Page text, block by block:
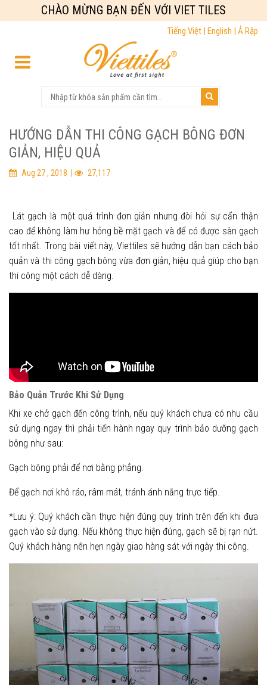
CHÀO MỪNG BẠN ĐẾN VỚI VIET TILES
Tiếng Việt | English | Ả Rập
HƯỚNG DẪN THI CÔNG GẠCH BÔNG ĐƠN
GIẢN, HIỆU QUẢ
Aug 27 , 2018 | 27,117
Lát gạch là một quá trình đơn giản nhưng đòi hỏi sự cẩn thận
cao để không làm hư hỏng bề mặt gạch và để có được sàn gạch
tốt nhất. Trong bài viết này, Viettiles sẽ hướng dẫn bạn cách bảo
quản và thi công gạch bông vừa đơn giản, hiệu quả giúp cho bạn
thi công một cách dễ dàng.
Bảo Quản Trước Khi Sử Dụng
Khi xe chở gạch đến công trình, nếu quý khách chưa có nhu cầu
sử dụng ngay thì phải tiến hành ngay quy trình bảo dưỡng gạch
bông như sau:
Gạch bông phải để nơi bằng phẳng.
Để gạch nơi khô ráo, râm mát, tránh ánh nắng trực tiếp.
*Lưu ý: Quý khách cần thực hiện đúng quy trình trên đến khi đưa
gạch vào sử dụng. Nếu không thực hiện đúng, gạch sẽ bị rạn nứt.
Quý khách hàng nên hẹn ngày giao hàng sát với ngày thi công.